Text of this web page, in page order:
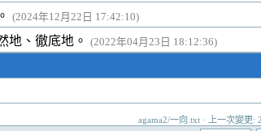
(2024年12月22日 17:42:10)
地、徹底地。 (2022年04月23日 18:12:36)
agama2/一向.txt · 上一次變更: